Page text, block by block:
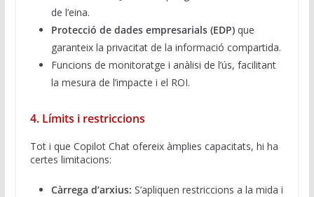
de l’eina.
Protecció de dades empresarials (EDP)que
garanteix la privacitat de la informació compartida.
Funcions de monitoratge i anàlisi de l’ús, facilitant
la mesura de l’impacte i el ROI.
4. Límits i restriccions
Tot i que Copilot Chat ofereix àmplies capacitats, hi ha
certes limitacions:
Càrrega d’arxius: S’apliquen restriccions a la mida i